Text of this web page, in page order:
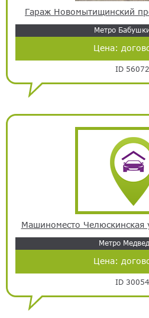
Гараж Новомытищинский
Метро
Цена:
ID 56072
Машиноместо Челюскинская
Метро
Цена:
ID 30054